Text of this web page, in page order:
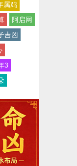
属鸡
阿启网
吉凶
3